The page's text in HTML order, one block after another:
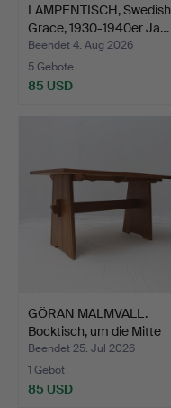
LAMPENTISCH, Swedish
Grace, 1930-1940er Ja…
Beendet 4. Aug 2026
5 Gebote
85 USD
GÖRAN MALMVALL.
Bocktisch, um die Mitte
de…
Beendet 25. Jul 2026
1 Gebot
85 USD